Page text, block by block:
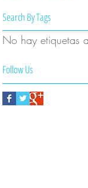
Search By Tags
No hay etiquetas
Follow Us